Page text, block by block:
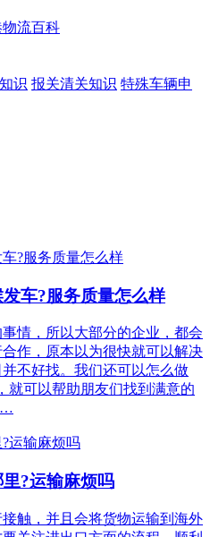
流百科
识 报关清关知识 特殊车辆申
车?服务质量怎么样
情，所以大部分的企业，都会
作，原本以为很快就可以解决
不好找。我们还可以怎么做
就可以帮助朋友们找到满意的
…
?运输麻烦吗
触，并且会将货物运输到海外